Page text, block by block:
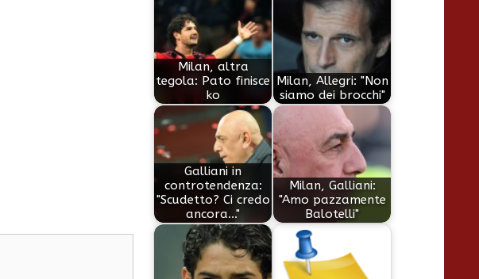
Milan, altra
tegola: Pato finisce
ko
Milan, Allegri: "Non
siamo dei brocchi"
Galliani in
controtendenza:
"Scudetto? Ci credo
ancora..."
Milan, Galliani:
"Amo pazzamente
Balotelli"